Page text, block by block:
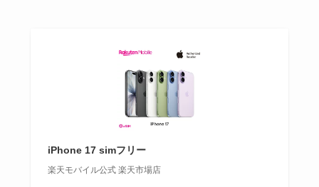
iPhone 17 simフリー
楽天モバイル公式 楽天市場店